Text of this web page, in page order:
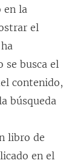
en la
el
se busca el
contenido,
búsqueda
libro de
en el